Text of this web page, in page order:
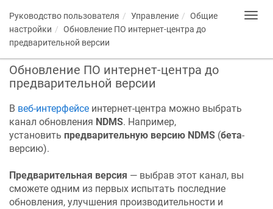
Руководство пользователя Управление
Общие
настройки
Обновление ПО интернет-центра до
предварительной версии
Обновление ПО интернет-центра до
предварительной версии
В веб-интерфейсе интернет-центра можно выбрать
канал обновления NDMS. Например,
установить предварительную версию NDMS (бета-
версию).
Предварительная версия — выбрав этот канал, вы
сможете одним из первых испытать последние
обновления, улучшения производительности и